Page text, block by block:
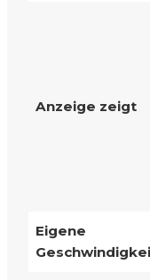
Anzeige zeigt
Eigene